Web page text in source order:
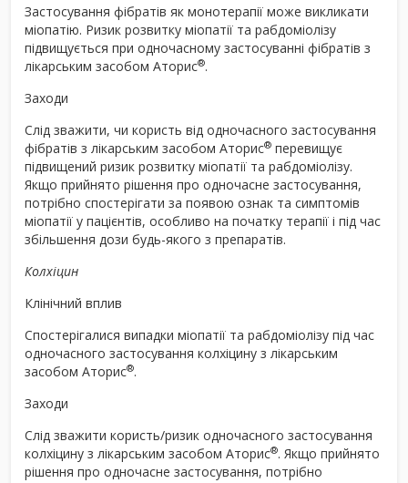
Застосування фібратів як монотерапії може викликати
міопатію. Ризик розвитку міопатії та рабдоміолізу
підвищується при одночасному застосуванні фібратів з
лікарським засобом Аторис®.
Заходи
Слід зважити, чи користь від одночасного застосування
фібратів з лікарським засобом Аторис® перевищує
підвищений ризик розвитку міопатії та рабдоміолізу.
Якщо прийнято рішення про одночасне застосування,
потрібно спостерігати за появою ознак та симптомів
міопатії у пацієнтів, особливо на початку терапії і під час
збільшення дози будь-якого з препаратів.
Колхіцин
Клінічний вплив
Спостерігалися випадки міопатії та рабдоміолізу під час
одночасного застосування колхіцину з лікарським
засобом Аторис®.
Заходи
Слід зважити користь/ризик одночасного застосування
колхіцину з лікарським засобом Аторис®. Якщо прийнято
рішення про одночасне застосування, потрібно